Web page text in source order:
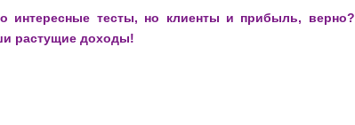
интересные тесты, но клиенты и прибыль, верно?
растущие доходы!